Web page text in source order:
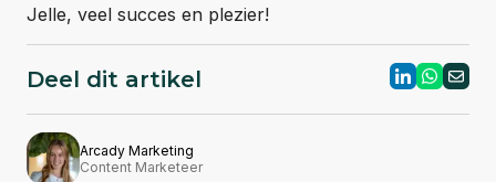
Jelle, veel succes en plezier!
Deel dit artikel
Arcady Marketing
Content Marketeer